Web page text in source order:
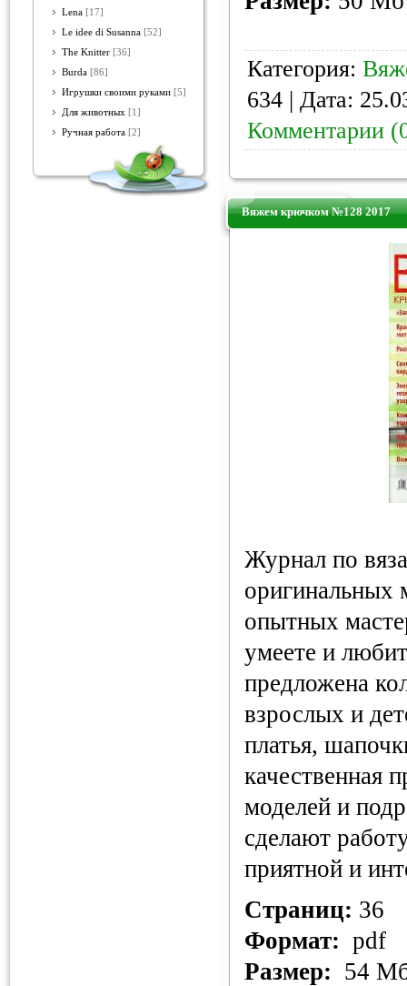
Lena [17]
Le idee di Susanna [52]
The Knitter [36]
Burda [86]
Игрушки своими руками [5]
Для животных [1]
Ручная работа [2]
Категория:
634 | Дата:
Комментарии
Вяжем крючком №128 2017
Журнал по
оригинальных
опытных
умеете и
предложена
взрослых и
платья,
качественная
моделей и
сделают
приятной и
Страниц: 36
Формат: pdf
Размер: 54